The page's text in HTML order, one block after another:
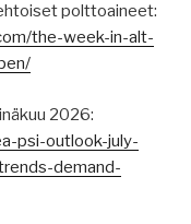
polttoaineet:
the-week-in-alt-
2026:
psi-outlook-july-
demand-